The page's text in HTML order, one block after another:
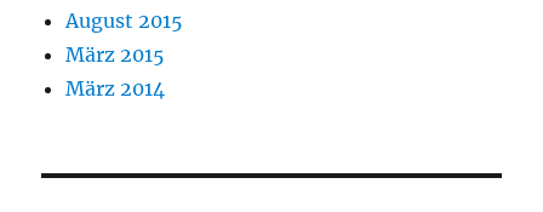
August 2015
März 2015
März 2014